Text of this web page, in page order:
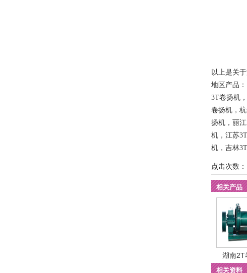
以上是关
地区产品：
3T卷扬机，
卷扬机，
扬机， 丽
机， 江苏
机， 吉林
点击次数：
相关产品
湖南2T
相关资料